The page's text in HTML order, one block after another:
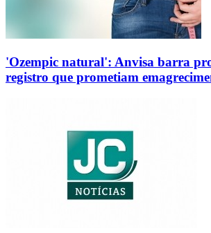
'Ozempic natural': Anvisa barra
registro que prometiam